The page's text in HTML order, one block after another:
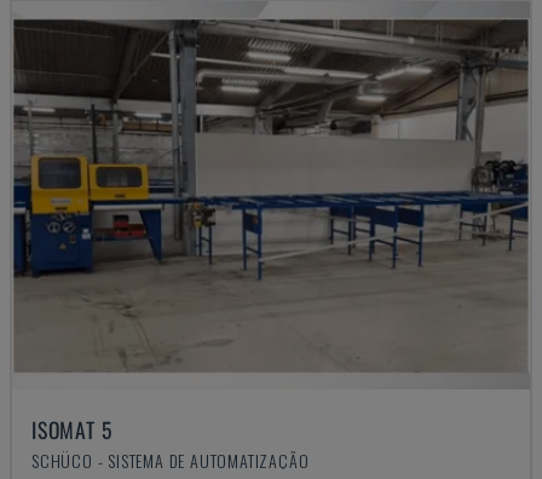
ISOMAT 5
SCHÜCO - SISTEMA DE AUTOMATIZAÇÃO